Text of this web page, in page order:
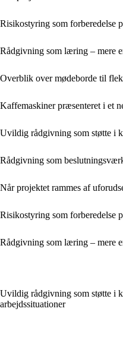
Risikostyring som forberedelse
Rådgivning som læring – mere
Overblik over mødeborde til
Kaffemaskiner præsenteret i et
Uvildig rådgivning som støtte i
Rådgivning som
Når projektet rammes af
Risikostyring som forberedelse
Rådgivning som læring – mere
Uvildig rådgivning som støtte i
arbejdssituationer